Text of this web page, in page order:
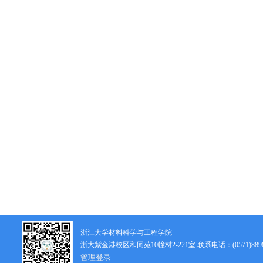
浙江大学材料科学与工程学院
浙大紫金港校区和同苑10幢材2-221室 联系电话：
管理登录